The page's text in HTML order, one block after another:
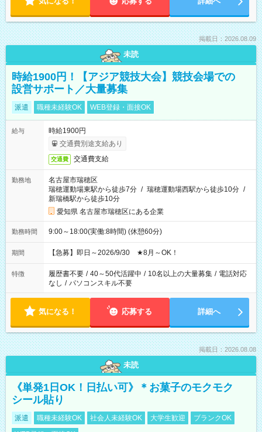
掲載日：2026.08.09
未読
時給1900円！【アジア競技大会】競技会場での
設営サポート／大量募集
派遣 職種未経験OK WEB登録・面接OK
給与
時給1900円
交通費別途支給あり
交通費 交通費支給
勤務地
名古屋市瑞穂区
瑞穂運動場東駅から徒歩7分 / 瑞穂運動場西駅から徒歩10分 /
新瑞橋駅から徒歩10分
愛知県 名古屋市瑞穂区にある企業
勤務時間 9:00～18:00(実働:8時間) (休憩60分)
期間 【急募】即日～2026/9/30 ★8月～OK！
特徴 履歴書不要 / 40～50代活躍中 / 10名以上の大量募集 / 電話対応
なし / パソコンスキル不要
気になる！ 応募する 詳細へ
掲載日：2026.08.08
未読
《単発1日OK！日払い可》＊お菓子のモクモク
シール貼り
派遣 職種未経験OK 社会人未経験OK 大学生歓迎
ブランクOK